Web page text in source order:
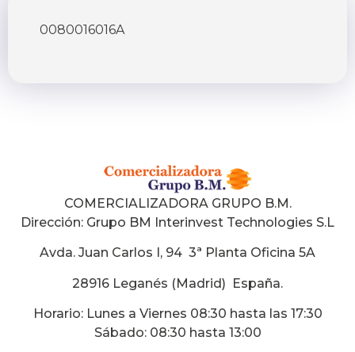
0080016016A
COMERCIALIZADORA GRUPO B.M.
Dirección: Grupo BM Interinvest Technologies S.L
Avda. Juan Carlos I, 94 3ª Planta Oficina 5A
28916 Leganés (Madrid) España.
Horario: Lunes a Viernes 08:30 hasta las 17:30
Sábado: 08:30 hasta 13:00